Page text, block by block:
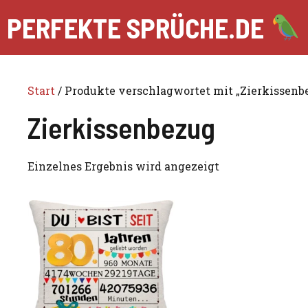
Inhalt
springen
PERFEKTE SPRÜCHE.DE
Start / Produkte verschlagwortet mit
Zierkissenbezug
Einzelnes Ergebnis wird angezeigt